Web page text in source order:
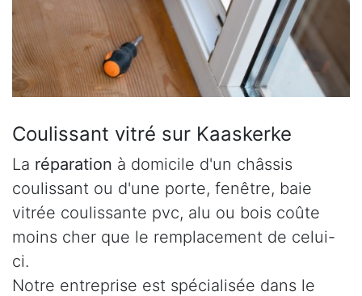
Coulissant vitré sur Kaaskerke
La réparation à domicile d'un châssis
coulissant ou d'une porte, fenêtre, baie
vitrée coulissante pvc, alu ou bois coûte
moins cher que le remplacement de celui-
ci.
Notre entreprise est spécialisée dans le